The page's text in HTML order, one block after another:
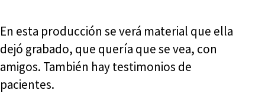
En esta producción se verá material que ella
dejó grabado, que quería que se vea, con
amigos. También hay testimonios de
pacientes.